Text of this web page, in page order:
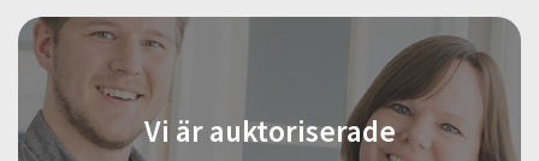
Vi är auktoriserade